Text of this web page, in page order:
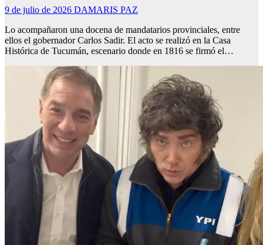
9 de julio de 2026 DAMARIS PAZ
Lo acompañaron una docena de mandatarios provinciales, entre
ellos el gobernador Carlos Sadir. El acto se realizó en la Casa
Histórica de Tucumán, escenario donde en 1816 se firmó el…